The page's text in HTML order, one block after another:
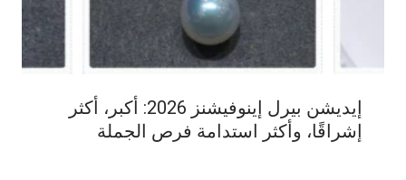
إيديشن بيرل إينوفيشنز 2026: أكبر، أكثر
إشراقًا، وأكثر استدامة فرص الجملة